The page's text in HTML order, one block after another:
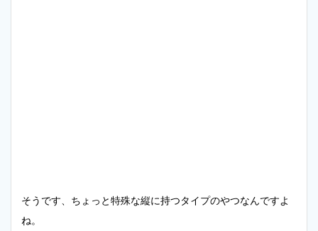
そうです、ちょっと特殊な縦に持つタイプのやつなんですよ
ね。